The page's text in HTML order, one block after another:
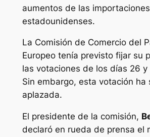
aumentos de las importaciones
estadounidenses.
La Comisión de Comercio del
Europeo tenía previsto fijar su
las votaciones de los días 26 y
Sin embargo, esta votación ha
aplazada.
El presidente de la comisión,
declaró en rueda de prensa el